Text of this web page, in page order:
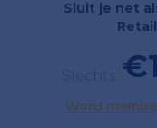
Sluit je net
Word